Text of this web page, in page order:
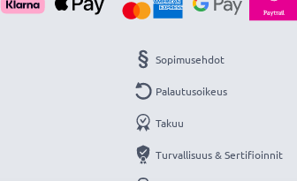
Sopimusehdot
Palautusoikeus
Takuu
Turvallisuus & Sertifioinnit